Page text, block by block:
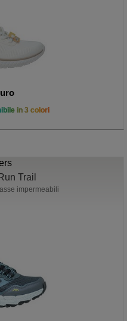
in 3 colori
Trail
impermeabili